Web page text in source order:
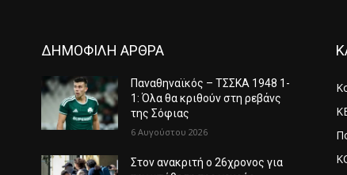
ΔΗΜΟΦΙΛΗ ΑΡΘΡΑ
Παναθηναϊκός – ΤΣΣΚΑ 1948 1-
1: Όλα θα κριθούν στη ρεβάνς
της Σόφιας
6 Αυγούστου 2026
Στον ανακριτή ο 26χρονος για